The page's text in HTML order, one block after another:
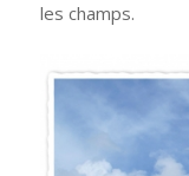
les champs.